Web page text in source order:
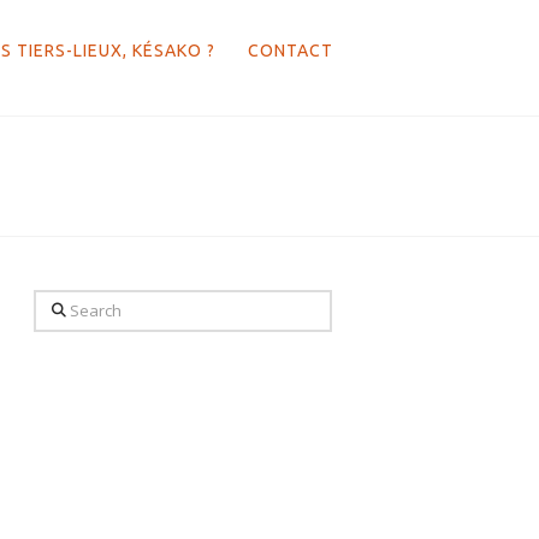
TIERS-LIEUX, KÉSAKO ? CONTACT
Search